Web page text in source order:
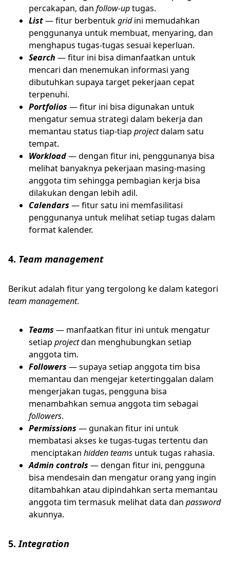
percakapan, dan follow-uptugas.
List— fitur berbentukgridini memudahkan
penggunanya untuk membuat, menyaring, dan
menghapus tugas-tugas sesuai keperluan.
Search — fitur ini bisa dimanfaatkan untuk
mencari dan menemukan informasi yang
dibutuhkan supaya target pekerjaan cepat
terpenuhi.
Portfolios — fitur ini bisa digunakan untuk
mengatur semua strategi dalam bekerja dan
memantau status tiap-tiap projectdalam satu
tempat.
Workload— dengan fitur ini, penggunanya bisa
melihat banyaknya pekerjaan masing-masing
anggota tim sehingga pembagian kerja bisa
dilakukan dengan lebih adil.
Calendars — fitur satu ini memfasilitasi
penggunanya untuk melihat setiap tugas dalam
format kalender.
4. Team management
Berikut adalah fitur yang tergolong ke dalam kategori
team management.
Teams — manfaatkan fitur ini untuk mengatur
setiap projectdan menghubungkan setiap
anggota tim.
Followers — supaya setiap anggota tim bisa
memantau dan mengejar ketertinggalan dalam
mengerjakan tugas, pengguna bisa
menambahkan semua anggota tim sebagai
followers.
Permissions — gunakan fitur ini untuk
membatasi akses ke tugas-tugas tertentu dan
menciptakan hidden teams untuk tugas rahasia.
Admin controls — dengan fitur ini, pengguna
bisa mendesain dan mengatur orang yang ingin
ditambahkan atau dipindahkan serta memantau
anggota tim termasuk melihat data dan password
akunnya.
5.Integration